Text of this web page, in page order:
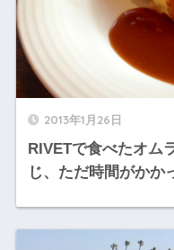
2013年1月26日
RIVETで食べたオム
じ、ただ時間がかか